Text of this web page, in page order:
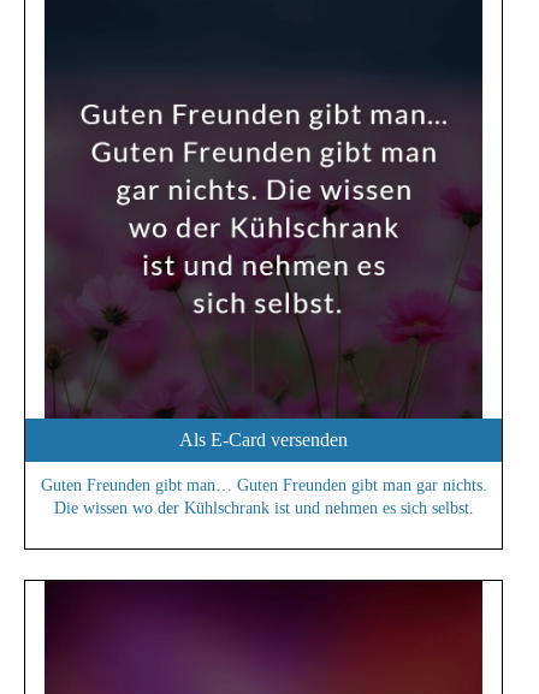
Als E-Card versenden
Guten Freunden gibt man… Guten Freunden gibt man gar nichts.
Die wissen wo der Kühlschrank ist und nehmen es sich selbst.